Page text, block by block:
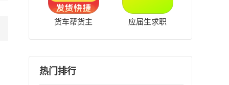
货车帮货主 应届生求职
热门排行